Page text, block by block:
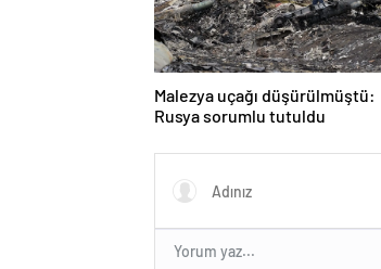
Malezya uçağı düşürülmüştü:
Rusya sorumlu tutuldu